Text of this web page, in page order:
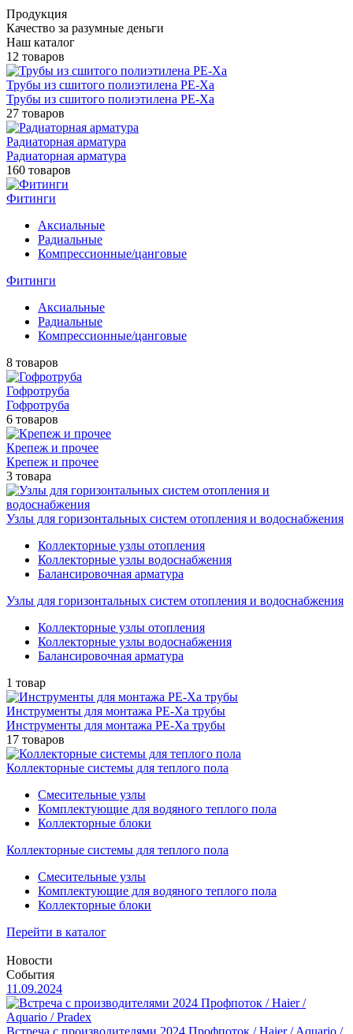
Продукция
Качество за разумные деньги
Наш каталог
12 товаров
Трубы из сшитого полиэтилена PE-Xа
Трубы из сшитого полиэтилена PE-Xа
27 товаров
Радиаторная арматура
Радиаторная арматура
160 товаров
Фитинги
Аксиальные
Радиальные
Компрессионные/цанговые
Фитинги
Аксиальные
Радиальные
Компрессионные/цанговые
8 товаров
Гофротруба
Гофротруба
6 товаров
Крепеж и прочее
Крепеж и прочее
3 товара
Узлы для горизонтальных систем отопления и водоснабжения
Коллекторные узлы отопления
Коллекторные узлы водоснабжения
Балансировочная арматура
Узлы для горизонтальных систем отопления и водоснабжения
Коллекторные узлы отопления
Коллекторные узлы водоснабжения
Балансировочная арматура
1 товар
Инструменты для монтажа PE-Xа трубы
Инструменты для монтажа PE-Xа трубы
17 товаров
Коллекторные системы для теплого пола
Смесительные узлы
Комплектующие для водяного теплого пола
Коллекторные блоки
Коллекторные системы для теплого пола
Смесительные узлы
Комплектующие для водяного теплого пола
Коллекторные блоки
Перейти в каталог
Новости
События
11.09.2024
Встреча с производителями 2024 Профпоток / Haier / Aquario /